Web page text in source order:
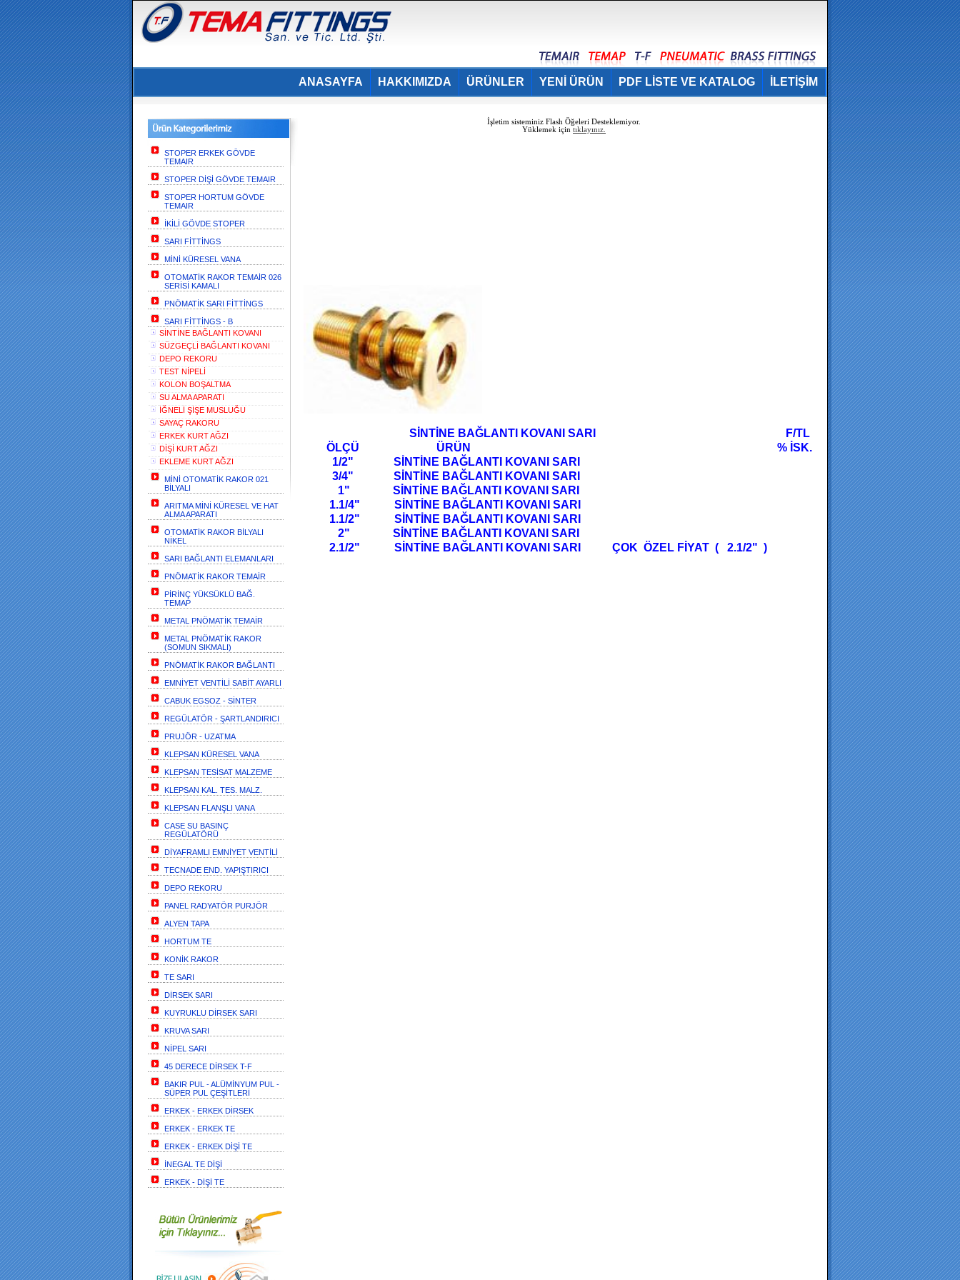
İLETİŞİM
PDF LİSTE VE KATALOG
YENİ ÜRÜN
ÜRÜNLER
HAKKIMIZDA
ANASAYFA
STOPER ERKEK GÖVDE
TEMAIR
STOPER DİŞİ GÖVDE TEMAIR
STOPER HORTUM GÖVDE
TEMAIR
İKİLİ GÖVDE STOPER
SARI FİTTİNGS
MİNİ KÜRESEL VANA
OTOMATİK RAKOR TEMAİR 026
SERİSİ KAMALI
PNÖMATİK SARI FİTTİNGS
SARI FİTTİNGS - B
SİNTİNE BAĞLANTI KOVANI
SÜZGEÇLİ BAĞLANTI KOVANI
DEPO REKORU
TEST NİPELİ
KOLON BOŞALTMA
SU ALMA APARATI
İĞNELİ ŞİŞE MUSLUĞU
SAYAÇ RAKORU
ERKEK KURT AĞZI
DİŞİ KURT AĞZI
EKLEME KURT AĞZI
MİNİ OTOMATİK RAKOR 021
BİLYALI
ARITMA MİNİ KÜRESEL VE HAT
ALMA APARATI
OTOMATİK RAKOR BİLYALI
NİKEL
SARI BAĞLANTI ELEMANLARI
PNÖMATİK RAKOR TEMAİR
PİRİNÇ YÜKSÜKLÜ BAĞ.
TEMAP
METAL PNÖMATİK TEMAİR
METAL PNÖMATİK RAKOR
(SOMUN SIKMALI)
PNÖMATİK RAKOR BAĞLANTI
EMNİYET VENTİLİ SABİT AYARLI
CABUK EGSOZ - SİNTER
REGÜLATÖR - ŞARTLANDIRICI
PRUJÖR - UZATMA
KLEPSAN KÜRESEL VANA
KLEPSAN TESİSAT MALZEME
KLEPSAN KAL. TES. MALZ.
KLEPSAN FLANŞLI VANA
CASE SU BASINÇ
REGÜLATÖRÜ
DİYAFRAMLI EMNİYET VENTİLİ
TECNADE END. YAPIŞTIRICI
DEPO REKORU
PANEL RADYATÖR PURJÖR
ALYEN TAPA
HORTUM TE
KONİK RAKOR
TE SARI
DİRSEK SARI
KUYRUKLU DİRSEK SARI
KRUVA SARI
NİPEL SARI
45 DERECE DİRSEK T-F
BAKIR PUL - ALÜMİNYUM PUL -
SÜPER PUL ÇEŞİTLERİ
ERKEK - ERKEK DİRSEK
ERKEK - ERKEK TE
ERKEK - ERKEK DİŞİ TE
İNEGAL TE DİŞİ
ERKEK - DİŞİ TE
İşletim sisteminiz Flash Öğeleri Desteklemiyor.
Yüklemek için tıklayınız.
SİNTİNE BAĞLANTI KOVANI SARI
F/TL
ÖLÇÜ ÜRÜN
% İSK.
1/2"
SİNTİNE BAĞLANTI KOVANI SARI
3/4"
SİNTİNE BAĞLANTI KOVANI SARI
1" SİNTİNE BAĞLANTI KOVANI SARI
1.1/4"
SİNTİNE BAĞLANTI KOVANI SARI
1.1/2"
SİNTİNE BAĞLANTI KOVANI SARI
2" SİNTİNE BAĞLANTI KOVANI SARI
2.1/2"
SİNTİNE BAĞLANTI KOVANI SARI ÇOK ÖZEL FİYAT ( 2.1/2" )